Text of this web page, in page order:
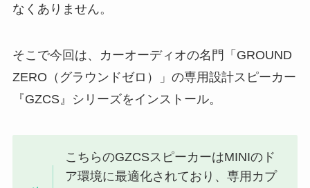
なくありません。
そこで今回は、カーオーディオの名門「GROUND
ZERO（グラウンドゼロ）」の専用設計スピーカー
『GZCS』シリーズをインストール。
こちらのGZCSスピーカーはMINIのド
ア環境に最適化されており、専用カプ